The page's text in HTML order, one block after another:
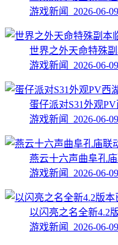
游戏新闻 2026-06-09
世界之外天命特殊
游戏新闻 2026-06-09
蛋仔派对S31外观
游戏新闻 2026-06-09
燕云十六声曲阜孔
游戏新闻 2026-06-09
以闪亮之名全新4.2
游戏新闻 2026-06-09